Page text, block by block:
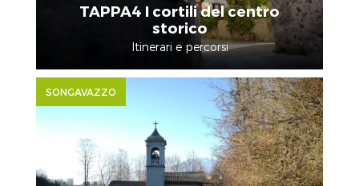
TAPPA4 I cortili del centro
storico
Itinerari e percorsi
SONGAVAZZO